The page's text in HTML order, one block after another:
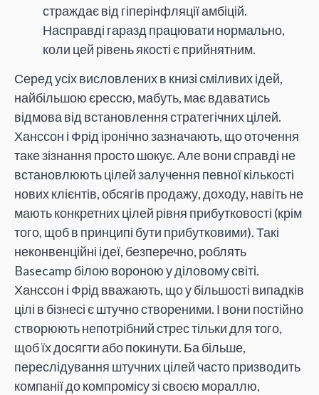
страждає від гіперінфляції амбіцій.
Насправді гаразд працювати нормально,
коли цей рівень якості є прийнятним.
Серед усіх висловлених в книзі сміливих ідей,
найбільшою єрессю, мабуть, має вдаватись
відмова від встановлення стратегічних цілей.
Ханссон і Фрід іронічно зазначають, що оточення
таке зізнання просто шокує. Але вони справді не
встановлюють цілей залучення певної кількості
нових клієнтів, обсягів продажу, доходу, навіть не
мають конкретних цілей рівня прибутковості (крім
того, щоб в принципі бути прибутковими). Такі
неконвенційні ідеї, безперечно, роблять
Basecamp білою вороною у діловому світі.
Ханссон і Фрід вважають, що у більшості випадків
цілі в бізнесі є штучно створеними. І вони постійно
створюють непотрібний стрес тільки для того,
щоб їх досягти або покинути. Ба більше,
переслідування штучних цілей часто призводить
компанії до компромісу зі своєю мораллю,